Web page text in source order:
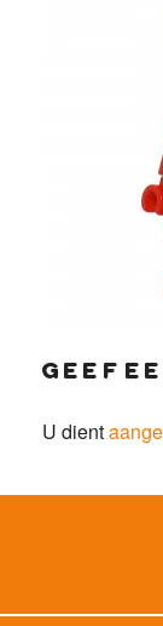
geef
U dient